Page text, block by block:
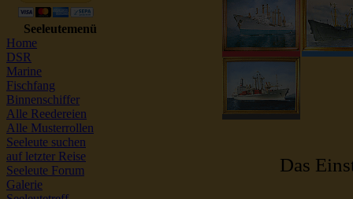
Seeleutemenü
Home
DSR
Marine
Fischfang
Binnenschiffer
Alle Reedereien
Alle Musterrollen
Seeleute suchen
auf letzter Reise
Seeleute Forum
Galerie
Das